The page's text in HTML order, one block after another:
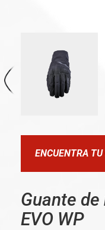
ENCUENTRA
Guante de
EVO WP